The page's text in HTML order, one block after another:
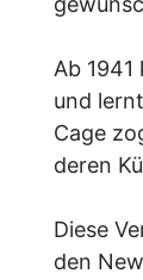
Ab
und
Cage
deren
Diese
den